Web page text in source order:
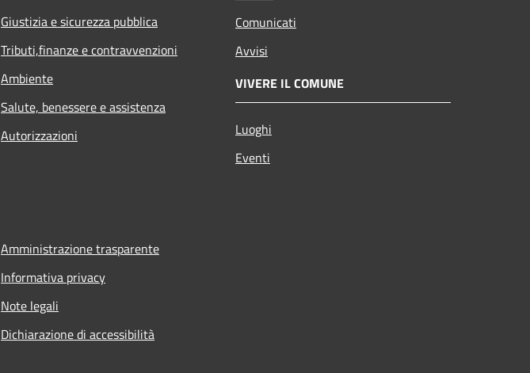
Giustizia e sicurezza pubblica
Tributi,finanze e contravvenzioni
Ambiente
Salute, benessere e assistenza
Autorizzazioni
Comunicati
Avvisi
VIVERE IL COMUNE
Luoghi
Eventi
Amministrazione trasparente
Informativa privacy
Note legali
Dichiarazione di accessibilità